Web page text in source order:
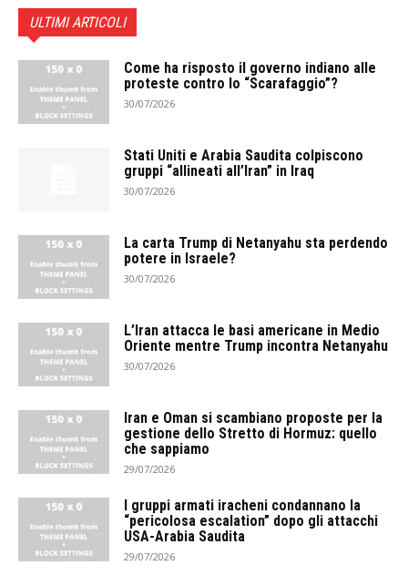
ULTIMI ARTICOLI
Come ha risposto il governo indiano alle
proteste contro lo “Scarafaggio”?
30/07/2026
Stati Uniti e Arabia Saudita colpiscono
gruppi “allineati all’Iran” in Iraq
30/07/2026
La carta Trump di Netanyahu sta perdendo
potere in Israele?
30/07/2026
L’Iran attacca le basi americane in Medio
Oriente mentre Trump incontra Netanyahu
30/07/2026
Iran e Oman si scambiano proposte per la
gestione dello Stretto di Hormuz: quello
che sappiamo
29/07/2026
I gruppi armati iracheni condannano la
“pericolosa escalation” dopo gli attacchi
USA-Arabia Saudita
29/07/2026